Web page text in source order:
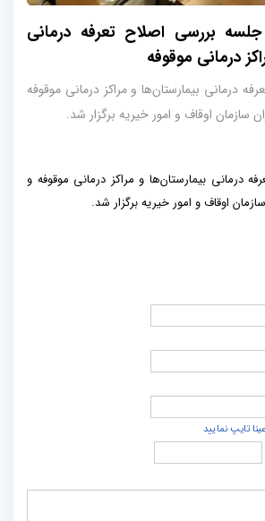
بررسی اصلاح تعرفه درمانی
درمانی موقوفه
درمانی بیمارستان‌ها و مراکز درمانی موقوفه
سازمان اوقاف و امور خیریه برگزار شد.
درمانی بیمارستان‌ها و مراکز درمانی موقوفه و
اوقاف و امور خیریه برگزار شد.
تایپ نمایید